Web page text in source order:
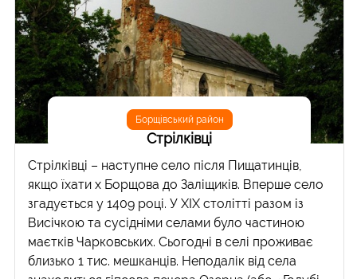
Борщівський район
Стрілківці
Стрілківці – наступне село після Пищатинців,
якщо їхати х Борщова до Заліщиків. Вперше село
згадується у 1409 році. У ХІХ столітті разом із
Висічкою та сусідніми селами було частиною
маєтків Чарковських. Сьогодні в селі проживає
близько 1 тис. мешканців. Неподалік від села